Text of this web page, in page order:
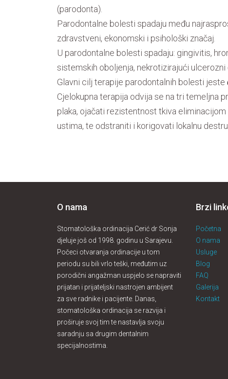
(parodonta).
Parodontalne bolesti spadaju među
zdravstveni, ekonomski i psihološki značaj.
U parodontalne bolesti spadaju: gingivitis,
sistemskih oboljenja, nekrotizirajući
Glavni cilj terapije parodontalnih bolesti jeste
Cjelokupna terapija odvija se na tri temeljna
plaka, ojačati rezistentnost tkiva
ustima, te odstraniti i korigovati lokalnu
O nama
Stomatološka ordinacija Cerić dr Sonja
djeluje još od 1998. godinu u Sarajevu.
Počeci otvaranja ordinacije u tom
periodu su bili vrlo teški, međutim uz
porodični angažman uspjelo se napraviti
prijatan i prijateljski nastrojen ambijent
za sve radnike i pacijente. Danas,
stomatološka ordinacija se razvija i
proširuje svoj tim te nastavlja svoju
saradnju sa drugim dentalnim
specijalnostima.
Brzi
Početna
O nama
Usluge
Blog
FAQ
Galerija
Kontakt